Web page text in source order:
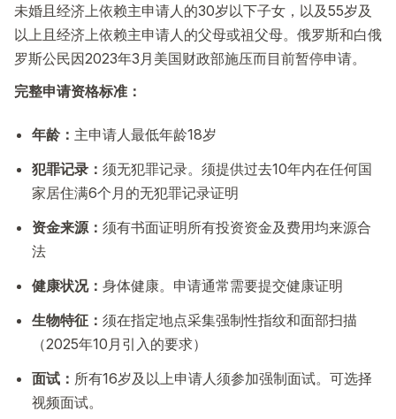
未婚且经济上依赖主申请人的30岁以下子女，以及55岁及
以上且经济上依赖主申请人的父母或祖父母。俄罗斯和白俄
罗斯公民因2023年3月美国财政部施压而目前暂停申请。
完整申请资格标准：
年龄： 主申请人最低年龄18岁
犯罪记录： 须无犯罪记录。须提供过去10年内在任何国
家居住满6个月的无犯罪记录证明
资金来源： 须有书面证明所有投资资金及费用均来源合
法
健康状况： 身体健康。申请通常需要提交健康证明
生物特征： 须在指定地点采集强制性指纹和面部扫描
（2025年10月引入的要求）
面试： 所有16岁及以上申请人须参加强制面试。可选择
视频面试。